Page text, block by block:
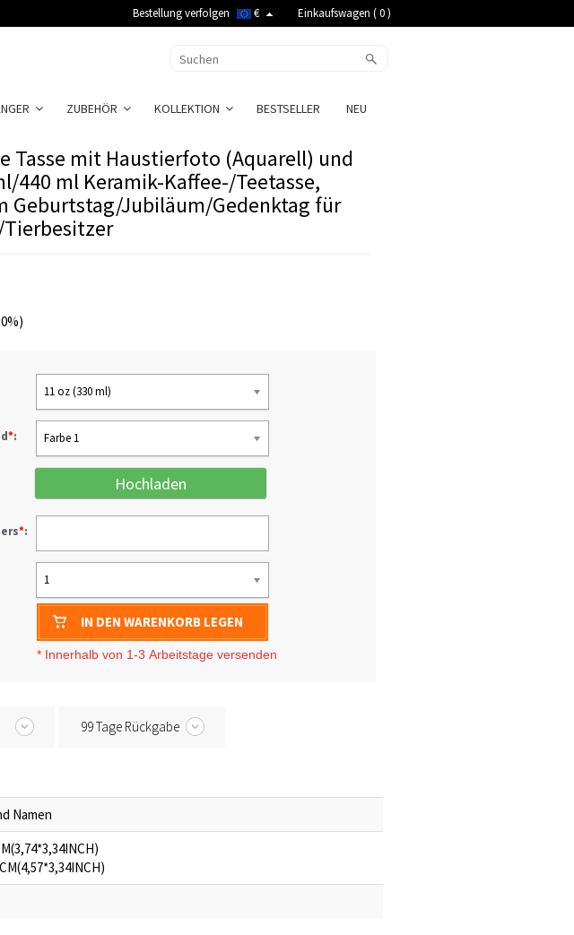
Bestellung verfolgen € Einkaufswagen (0)
ZUBEHÖR KOLLEKTION BESTSELLER NEU
Tasse mit Haustierfoto (Aquarell) und
440 ml Keramik-Kaffee-/Teetasse,
Geburtstag/Jubiläum/Gedenktag für
11 oz (330 ml)
*: Farbe 1
Hochladen
*:
1
IN DEN WARENKORB LEGEN
* Innerhalb von 1-3 Arbeitstage versenden
99 Tage Rückgabe
Namen